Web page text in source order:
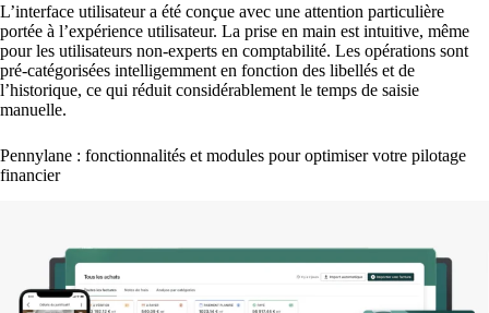
L’interface utilisateur a été conçue avec une attention particulière
portée à l’expérience utilisateur. La prise en main est intuitive, même
pour les utilisateurs non-experts en comptabilité. Les opérations sont
pré-catégorisées intelligemment en fonction des libellés et de
l’historique, ce qui réduit considérablement le temps de saisie
manuelle.
Pennylane : fonctionnalités et modules pour optimiser votre pilotage
financier